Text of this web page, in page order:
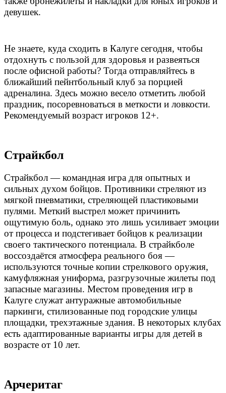
девушек.
Не знаете, куда сходить в Калуге сегодня, чтобы
отдохнуть с пользой для здоровья и развеяться
после офисной работы? Тогда отправляйтесь в
ближайший пейнтбольный клуб за порцией
адреналина. Здесь можно весело отметить любой
праздник, посоревноваться в меткости и ловкости.
Рекомендуемый возраст игроков 12+.
Страйкбол
Страйкбол — командная игра для опытных и
сильных духом бойцов. Противники стреляют из
мягкой пневматики, стреляющей пластиковыми
пулями. Меткий выстрел может причинить
ощутимую боль, однако это лишь усиливает эмоции
от процесса и подстегивает бойцов к реализации
своего тактического потенциала. В страйкболе
воссоздаётся атмосфера реального боя —
используются точные копии стрелкового оружия,
камуфляжная униформа, разгрузочные жилеты под
запасные магазины. Местом проведения игр в
Калуге служат антуражные автомобильные
паркинги, стилизованные под городские улицы
площадки, трехэтажные здания. В некоторых клубах
есть адаптированные варианты игры для детей в
возрасте от 10 лет.
Арчеритаг